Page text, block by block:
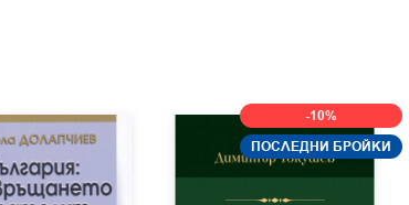
-10%
ПОСЛЕДНИ БРОЙКИ